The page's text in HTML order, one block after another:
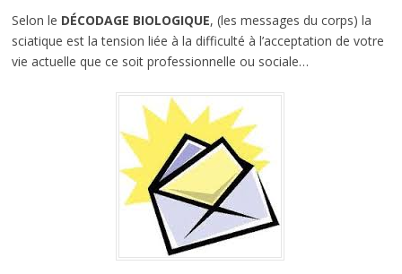
Selon le DÉCODAGE BIOLOGIQUE, (les messages du corps) la
sciatique est la tension liée à la difficulté à l’acceptation de votre
vie actuelle que ce soit professionnelle ou sociale…